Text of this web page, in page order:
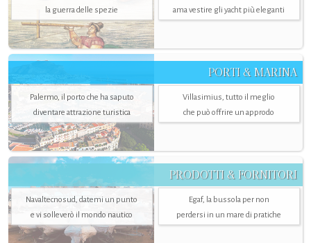
la guerra delle spezie
ama vestire gli yacht più eleganti
PORTI & MARINA
Palermo, il porto che ha saputo
diventare attrazione turistica
Villasimius, tutto il meglio
che può offrire un approdo
PRODOTTI & FORNITORI
Navaltecnosud, datemi un punto
e vi solleverò il mondo nautico
Egaf, la bussola per non
perdersi in un mare di pratiche